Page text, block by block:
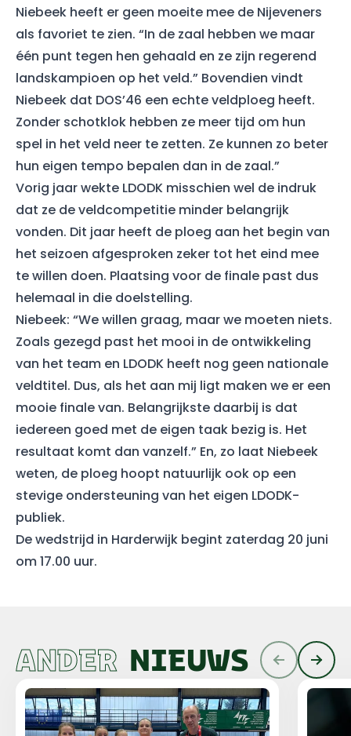
Niebeek heeft er geen moeite mee de Nijeveners
als favoriet te zien. “In de zaal hebben we maar
één punt tegen hen gehaald en ze zijn regerend
landskampioen op het veld.” Bovendien vindt
Niebeek dat DOS’46 een echte veldploeg heeft.
Zonder schotklok hebben ze meer tijd om hun
spel in het veld neer te zetten. Ze kunnen zo beter
hun eigen tempo bepalen dan in de zaal.”
Vorig jaar wekte LDODK misschien wel de indruk
dat ze de veldcompetitie minder belangrijk
vonden. Dit jaar heeft de ploeg aan het begin van
het seizoen afgesproken zeker tot het eind mee
te willen doen. Plaatsing voor de finale past dus
helemaal in die doelstelling.
Niebeek: “We willen graag, maar we moeten niets.
Zoals gezegd past het mooi in de ontwikkeling
van het team en LDODK heeft nog geen nationale
veldtitel. Dus, als het aan mij ligt maken we er een
mooie finale van. Belangrijkste daarbij is dat
iedereen goed met de eigen taak bezig is. Het
resultaat komt dan vanzelf.” En, zo laat Niebeek
weten, de ploeg hoopt natuurlijk ook op een
stevige ondersteuning van het eigen LDODK-
publiek.
De wedstrijd in Harderwijk begint zaterdag 20 juni
om 17.00 uur.
ANDER NIEUWS